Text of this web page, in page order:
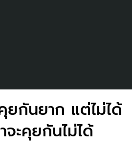
ยกันยาก แต่ไม่ได้
จะคุยกันไม่ได้